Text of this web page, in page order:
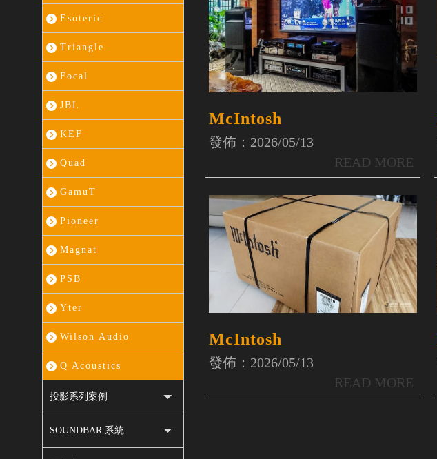
Esoteric
Triangle
Focal
JBL
KEF
Quad
GamuT
Pioneer
Magnat
PSB
Yter
Wilson Audio
Q Acoustics
投影系列案例
SOUNDBAR 系統
McIntosh
發佈：2026/05/13
McIntosh
發佈：2026/05/13